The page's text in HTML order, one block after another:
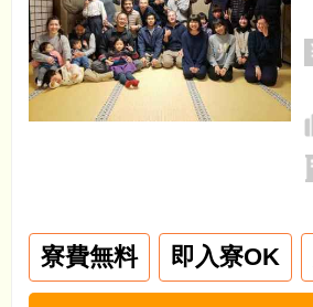
寮費無料 即入寮OK